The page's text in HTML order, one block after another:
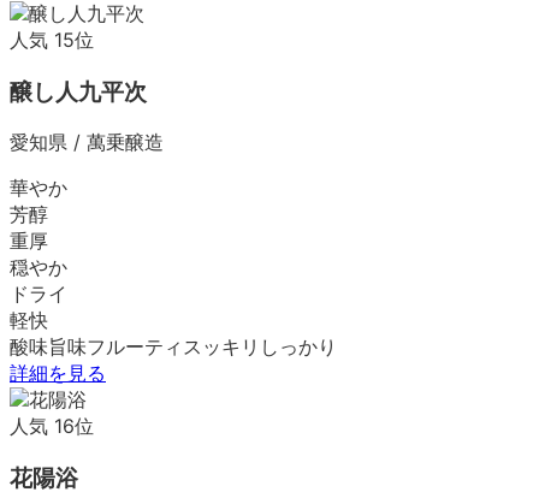
人気 15位
醸し人九平次
愛知県 / 萬乗醸造
華やか
芳醇
重厚
穏やか
ドライ
軽快
酸味旨味フルーティ スッキリ しっかり
詳細を見る
人気 16位
花陽浴